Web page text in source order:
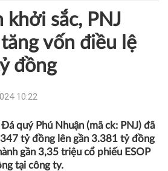
khởi sắc, PNJ
vốn điều lệ
đồng
10:22
quý Phú Nhuận (mã ck: PNJ) đã
tỷ đồng lên gần 3.381 tỷ đồng
gần 3,35 triệu cổ phiếu ESOP
tại công ty.